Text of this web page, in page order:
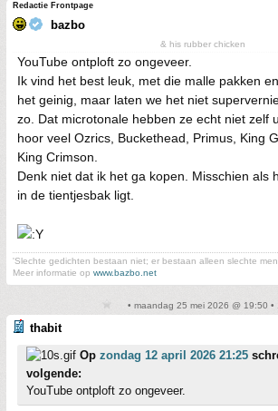
Redactie Frontpage
bazbo
& his rubber chicken
YouTube ontploft zo ongeveer.
Ik vind het best leuk, met die malle pakken
het geinig, maar laten we het niet
zo. Dat microtonale hebben ze echt niet zelf
hoor veel Ozrics, Buckethead, Primus, King
King Crimson.
Denk niet dat ik het ga kopen. Misschien als
in de tientjesbak ligt.
'Slechte gedichten bestaan niet; er bestaan alleen slechte
Meer informatie op www.bazbo.net
• maandag 25 mei 2026 @ 19:50 •
thabit
Op zondag 12 april 2026 21:25
volgende:
YouTube ontploft zo ongeveer.